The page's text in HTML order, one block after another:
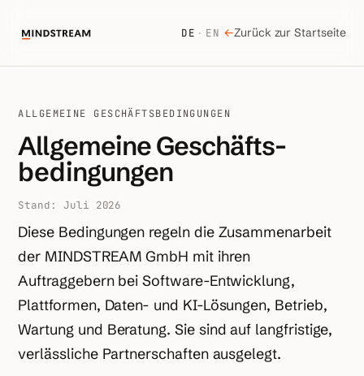
DE · EN ←Zurück zur Startseite
ALLGEMEINE GESCHÄFTSBEDINGUNGEN
Allgemeine Geschäfts­
bedingungen
Stand: Juli 2026
Diese Bedingungen regeln die Zusammenarbeit
der MINDSTREAM GmbH mit ihren
Auftraggebern bei Software-Entwicklung,
Plattformen, Daten- und KI-Lösungen, Betrieb,
Wartung und Beratung. Sie sind auf langfristige,
verlässliche Partnerschaften ausgelegt.